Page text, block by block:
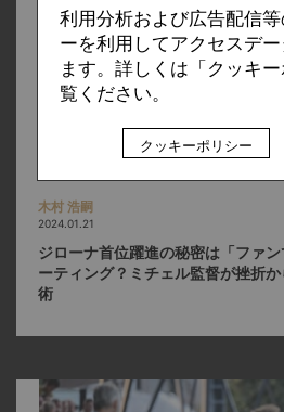
木村 浩嗣
2024.01.21
ジローナ首位躍進の秘密は「ファ
ーティング？ミチェル監督が挫折
術
利用分析および広告配信
ーを利用してアクセスデ
ます。詳しくは「クッキ
覧ください。
クッキーポリシー